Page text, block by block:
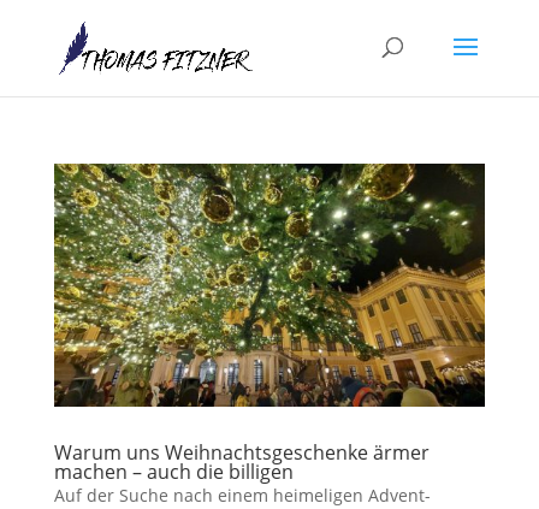
Warum uns Weihnachtsgeschenke ärmer
machen – auch die billigen
Auf der Suche nach einem heimeligen Advent-